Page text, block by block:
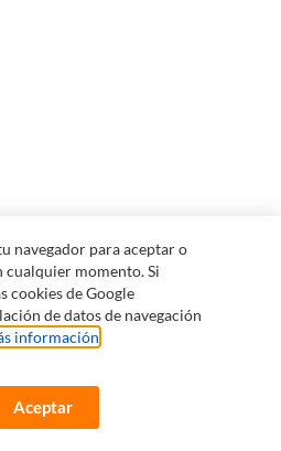
navegador para aceptar o
cualquier momento. Si
cookies de Google
de datos de navegación
información
Aceptar